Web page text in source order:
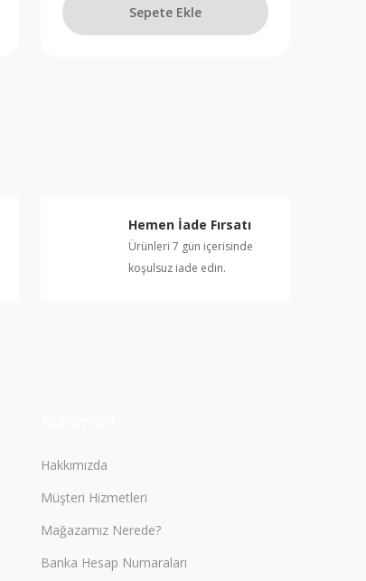
Sepete Ekle
Hemen İade Fırsatı
Ürünleri 7 gün içerisinde
koşulsuz iade edin.
Hakkımızda
Müşteri Hizmetleri
Mağazamız Nerede?
Banka Hesap Numaraları